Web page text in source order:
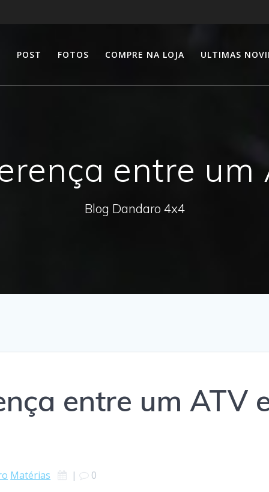
POST FOTOS COMPRE NA LOJA ULTIMAS
entre um
Blog Dandaro 4x4
entre um ATV
Matérias | 0